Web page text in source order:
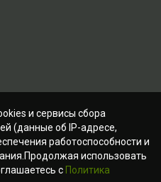
и сервисы сбора
(данные об IP-адресе,
работоспособности и
использовать
с Политика